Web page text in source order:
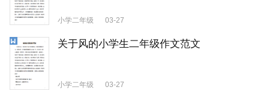
小学二年级 03-27
关于风的小学生二年级作文范文
小学二年级 03-27